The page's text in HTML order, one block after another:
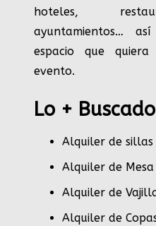
hoteles,
ayuntamientos…
espacio que
evento.
Lo +
Alquiler de sillas
Alquiler de
Alquiler de
Alquiler de